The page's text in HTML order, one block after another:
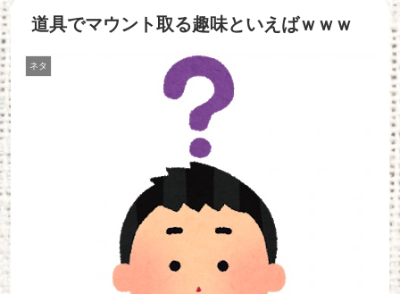
道具でマウント取る趣味といえばｗｗｗ
ネタ